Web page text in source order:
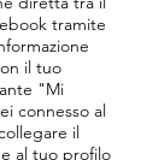
tramite
il tuo
"Mi
connesso al
il
al tuo profilo